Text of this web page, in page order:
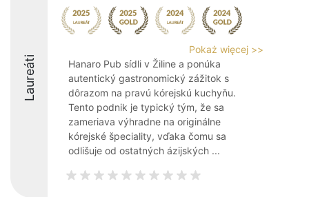
Laureáti
Pokaż więcej >>
Hanaro Pub sídli v Žiline a ponúka
autentický gastronomický zážitok s
dôrazom na pravú kórejskú kuchyňu.
Tento podnik je typický tým, že sa
zameriava výhradne na originálne
kórejské špeciality, vďaka čomu sa
odlišuje od ostatných ázijských ...